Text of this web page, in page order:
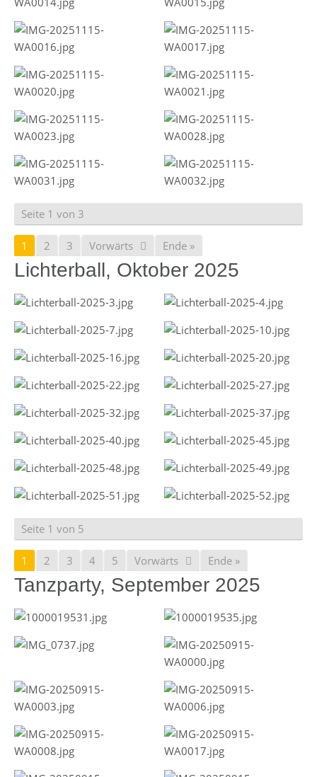
Seite 1 von 3
1 2 3 Vorwärts Ende »
Lichterball, Oktober 2025
Seite 1 von 5
1 2 3 4 5 Vorwärts Ende »
Tanzparty, September 2025